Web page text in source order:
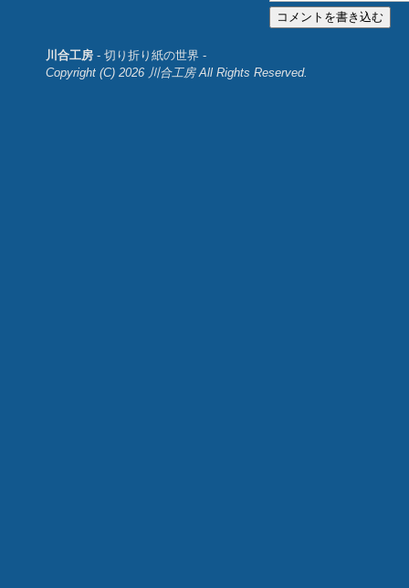
川合工房 - 切り折り紙の世界 -
Copyright (C) 2026 川合工房 All Rights Reserved.